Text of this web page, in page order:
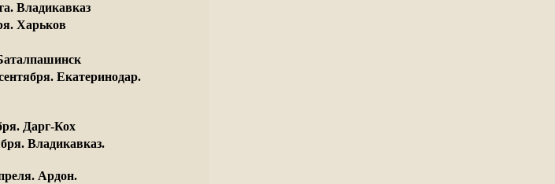
Владикавказ
Харьков
Екатеринодар.
Дарг-Кох
Владикавказ.
Ардон.